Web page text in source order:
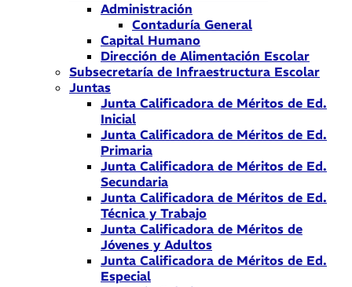
Administración
Contaduría General
Capital Humano
Dirección de Alimentación Escolar
Subsecretaría de Infraestructura Escolar
Juntas
Junta Calificadora de Méritos de Ed.
Inicial
Junta Calificadora de Méritos de Ed.
Primaria
Junta Calificadora de Méritos de Ed.
Secundaria
Junta Calificadora de Méritos de Ed.
Técnica y Trabajo
Junta Calificadora de Méritos de
Jóvenes y Adultos
Junta Calificadora de Méritos de Ed.
Especial